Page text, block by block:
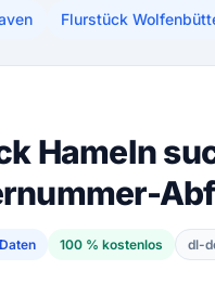
Flurstück
Hameln
100 % kostenlos dl-